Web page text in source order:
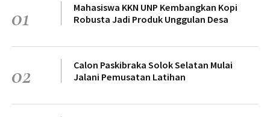
01
Mahasiswa KKN UNP Kembangkan Kopi
Robusta Jadi Produk Unggulan Desa
02
Calon Paskibraka Solok Selatan Mulai
Jalani Pemusatan Latihan